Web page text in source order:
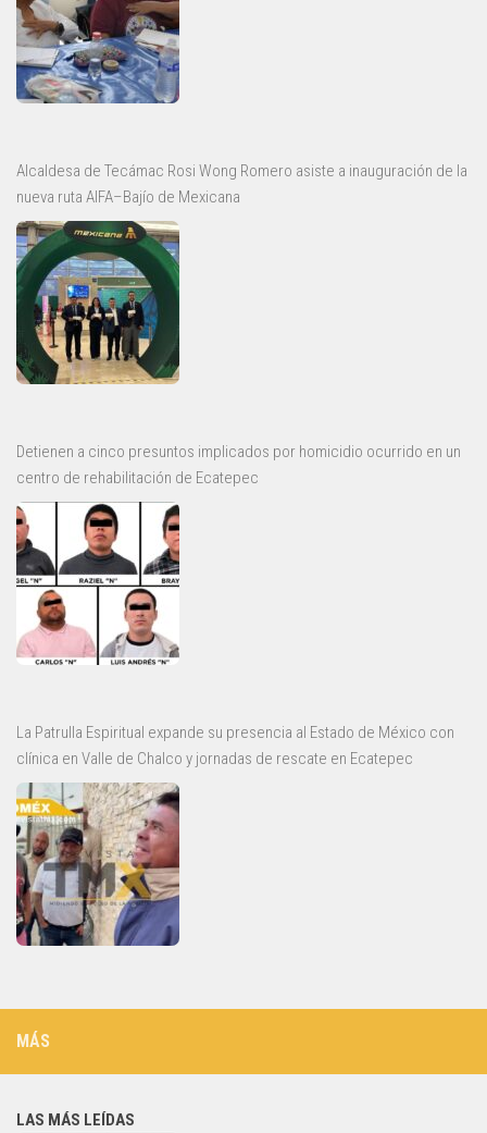
Alcaldesa de Tecámac Rosi Wong Romero asiste a inauguración de la
nueva ruta AIFA–Bajío de Mexicana
Detienen a cinco presuntos implicados por homicidio ocurrido en un
centro de rehabilitación de Ecatepec
La Patrulla Espiritual expande su presencia al Estado de México con
clínica en Valle de Chalco y jornadas de rescate en Ecatepec
MÁS
LAS MÁS LEÍDAS